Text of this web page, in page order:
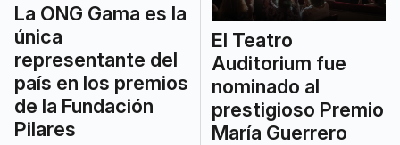
La ONG Gama es la
única
representante del
país en los premios
de la Fundación
Pilares
El Teatro
Auditorium fue
nominado al
prestigioso Premio
María Guerrero